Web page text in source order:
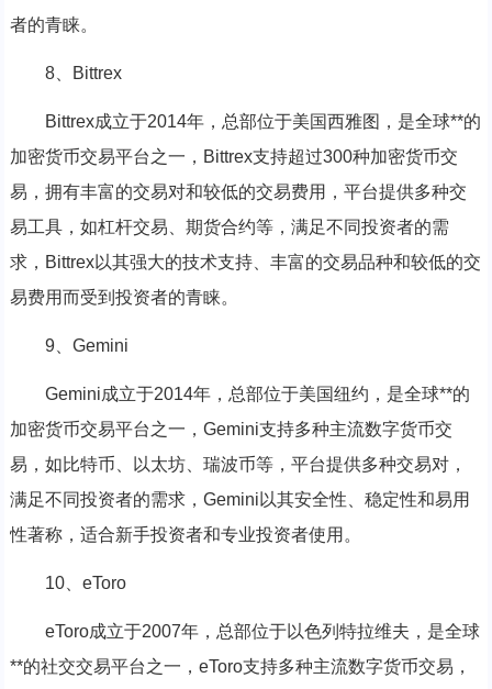
者的青睐。
8、Bittrex
Bittrex成立于2014年，总部位于美国西雅图，是全球**的
加密货币交易平台之一，Bittrex支持超过300种加密货币交
易，拥有丰富的交易对和较低的交易费用，平台提供多种交
易工具，如杠杆交易、期货合约等，满足不同投资者的需
求，Bittrex以其强大的技术支持、丰富的交易品种和较低的交
易费用而受到投资者的青睐。
9、Gemini
Gemini成立于2014年，总部位于美国纽约，是全球**的
加密货币交易平台之一，Gemini支持多种主流数字货币交
易，如比特币、以太坊、瑞波币等，平台提供多种交易对，
满足不同投资者的需求，Gemini以其安全性、稳定性和易用
性著称，适合新手投资者和专业投资者使用。
10、eToro
eToro成立于2007年，总部位于以色列特拉维夫，是全球
**的社交交易平台之一，eToro支持多种主流数字货币交易，